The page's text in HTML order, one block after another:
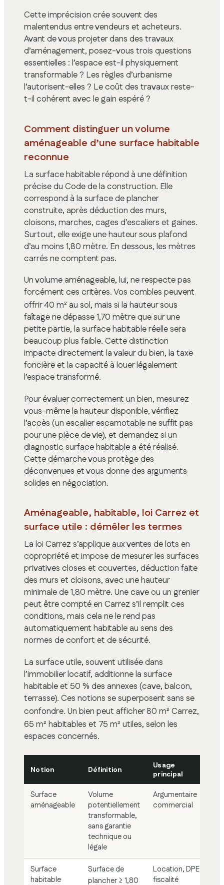
Cette imprécision crée souvent des
malentendus entre vendeurs et acheteurs.
Avant de vous projeter dans des travaux
d’aménagement, posez-vous trois questions
essentielles : l’espace est-il physiquement
transformable ? Les règles d’urbanisme
l’autorisent-elles ? Le coût des travaux reste-
t-il cohérent avec le gain espéré ?
Comment distinguer un volume
aménageable d’une surface habitable
reconnue
La surface habitable répond à une définition
précise du Code de la construction. Elle
correspond à la surface de plancher
construite, après déduction des murs,
cloisons, marches, cages d’escaliers et gaines.
Surtout, elle exige une hauteur sous plafond
d’au moins 1,80 mètre. En dessous, les mètres
carrés ne comptent pas.
Un volume aménageable, lui, ne respecte pas
forcément ces critères. Vos combles peuvent
offrir 40 m² au sol, mais si la hauteur sous
faîtage ne dépasse 1,70 mètre que sur une
petite partie, la surface habitable réelle sera
beaucoup plus faible. Cette distinction
impacte directement la valeur du bien, la taxe
foncière et la capacité à louer légalement
l’espace transformé.
Pour évaluer correctement un bien, mesurez
vous-même la hauteur disponible, vérifiez
l’accès (un escalier escamotable ne suffit pas
pour une pièce de vie), et demandez si un
diagnostic surface habitable a été réalisé.
Cette démarche vous protège des
déconvenues et vous donne des arguments
solides en négociation.
Aménageable, habitable, loi Carrez et
surface utile : démêler les termes
La loi Carrez s’applique aux ventes de lots en
copropriété et impose de mesurer les surfaces
privatives closes et couvertes, déduction faite
des murs et cloisons, avec une hauteur
minimale de 1,80 mètre. Une cave ou un grenier
peut être compté en Carrez s’il remplit ces
conditions, mais cela ne le rend pas
automatiquement habitable au sens des
normes de confort et de sécurité.
La surface utile, souvent utilisée dans
l’immobilier locatif, additionne la surface
habitable et 50 % des annexes (cave, balcon,
terrasse). Ces notions se superposent sans se
confondre. Un bien peut afficher 80 m² Carrez,
65 m² habitables et 75 m² utiles, selon les
espaces concernés.
Notion Définition
Usage
principal
Surface
aménageable
Volume
potentiellement
transformable,
sans garantie
technique ou
légale
Argumentaire
commercial
Surface
habitable
Surface de
plancher ≥ 1,80
Location, DPE,
fiscalité